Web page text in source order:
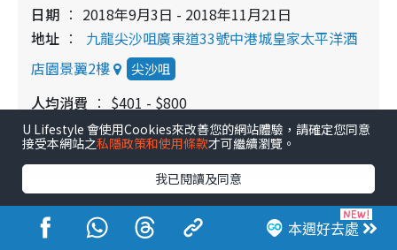
日期
2018年9月3日 - 2018年11月21日
地址
九龍尖沙咀廣東道33號中港城皇家太平洋酒
店園景翼2樓
尖沙咀
人均消費
$401 - $800
訂座及查詢:
2738 2322
開放時間
午餐(12:30 - 14:30) 晚餐(18:00 - 21:30)
自助餐 自助餐/放題著數
尖沙咀美食本週好去處
U Lifestyle 會使用Cookies來改善您的網站體驗，請確定您同意
接受本網站之私隱政策和使用條款才可繼續瀏覽。
我已閱讀及同意